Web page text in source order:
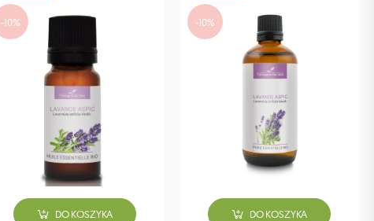
-10%
DO KOSZYKA
-10%
DO KOSZYKA